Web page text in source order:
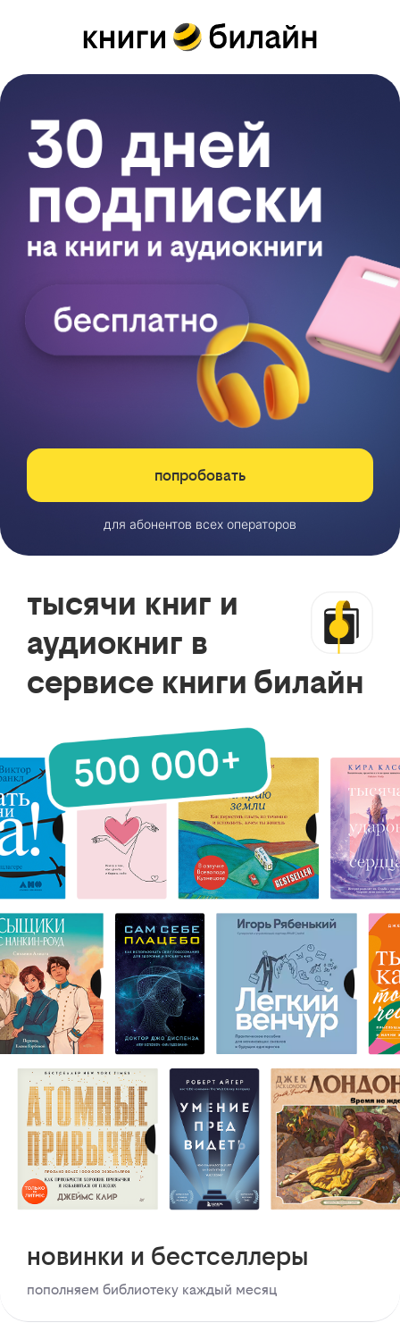
попробовать
для абонентов всех операторов
тысячи книг и
аудиокниг в
сервисе книги билайн
новинки и бестселлеры
пополняем библиотеку каждый месяц